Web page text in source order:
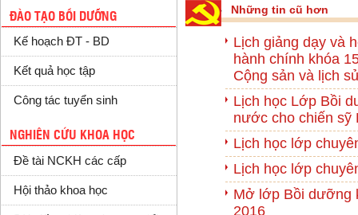
ĐÀO TẠO BỒI DƯỠNG
Kế hoạch ĐT - BD
Kết quả học tập
Công tác tuyển sinh
NGHIÊN CỨU KHOA HỌC
Đề tài NCKH các cấp
Hội thảo khoa học
Những tin cũ hơn
Lịch giảng dạy và
hành chính khóa
Cộng sản và lịch
Lịch học Lớp Bồi
nước cho chiến sỹ
Lịch học lớp
Lịch học lớp
Mở lớp Bồi dưỡng
2016